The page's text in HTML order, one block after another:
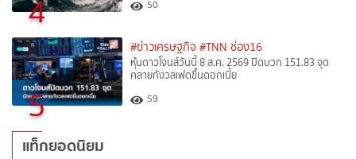
4 50
5
#ข่าวเศรษฐกิจ #TNN ช่อง16
หุ้นดาวโจนส์วันนี้ 8 ส.ค. 2569 ปิดบวก 151.83 จุด
คลายกังวลเฟดขึ้นดอกเบี้ย
59
แท็กยอดนิยม